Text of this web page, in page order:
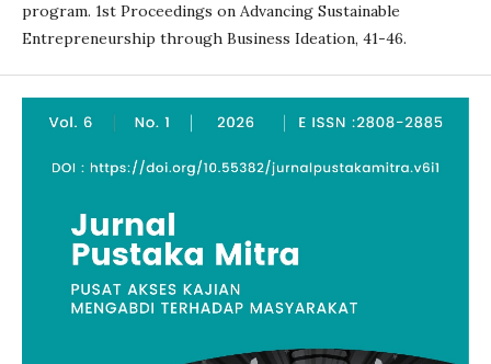
program. 1st Proceedings on Advancing Sustainable
Entrepreneurship through Business Ideation, 41-46.